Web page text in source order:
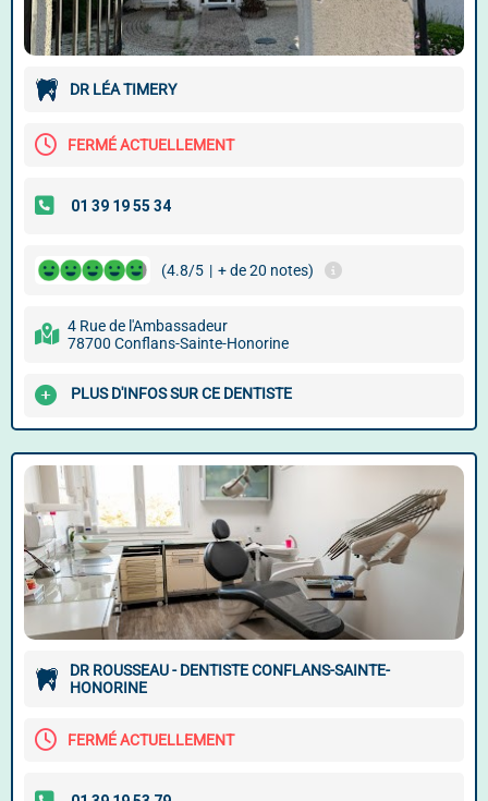
DR LÉA TIMERY
FERMÉ ACTUELLEMENT
(4.8/5 | + de 20 notes)
4 Rue de l'Ambassadeur
78700 Conflans-Sainte-Honorine
PLUS D'INFOS SUR CE DENTISTE
DR ROUSSEAU - DENTISTE CONFLANS-SAINTE-
HONORINE
FERMÉ ACTUELLEMENT